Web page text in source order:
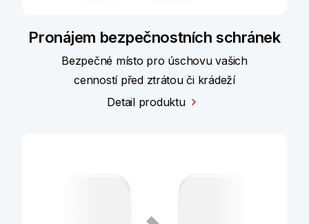
Pronájem bezpečnostních schránek
Bezpečné místo pro úschovu vašich
cenností před ztrátou či krádeží
Detail produktu